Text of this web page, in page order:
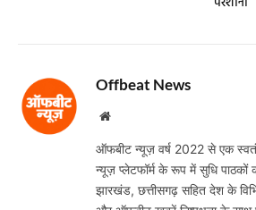
Offbeat News
Website
ऑफबीट न्यूज़ वर्ष 2022 से एक
न्यूज़ प्लेटफॉर्म के रूप में सुधि पाठकों
झारखंड, छत्तीसगढ़ सहित देश के